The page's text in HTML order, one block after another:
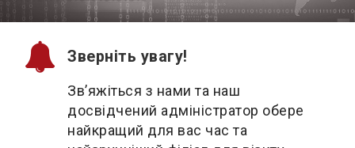
Зверніть увагу!
Зв’яжіться з нами та наш
досвідчений адміністратор обере
найкращий для вас час та